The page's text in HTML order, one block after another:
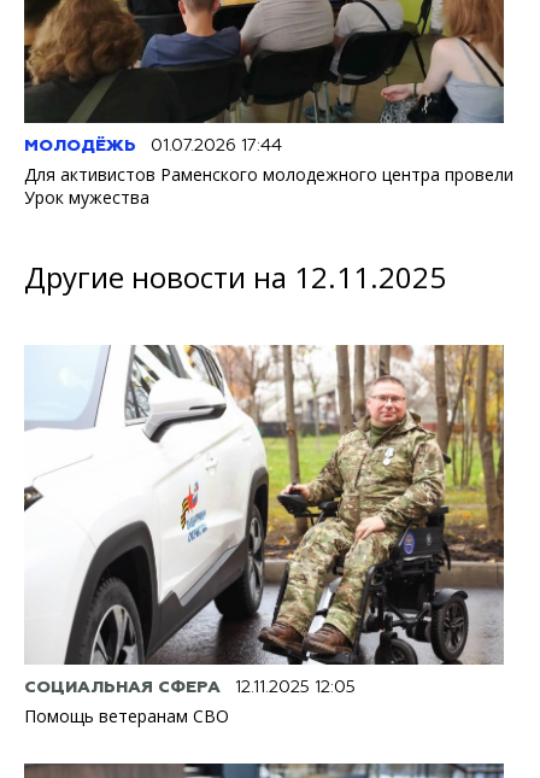
МОЛОДЁЖЬ 01.07.2026 17:44
Для активистов Раменского молодежного центра провели
Урок мужества
Другие новости на 12.11.2025
СОЦИАЛЬНАЯ СФЕРА 12.11.2025 12:05
Помощь ветеранам СВО